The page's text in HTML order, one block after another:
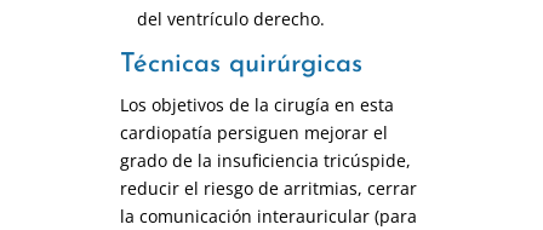
del ventrículo derecho.
Técnicas quirúrgicas
Los objetivos de la cirugía en esta
cardiopatía persiguen mejorar el
grado de la insuficiencia tricúspide,
reducir el riesgo de arritmias, cerrar
la comunicación interauricular (para